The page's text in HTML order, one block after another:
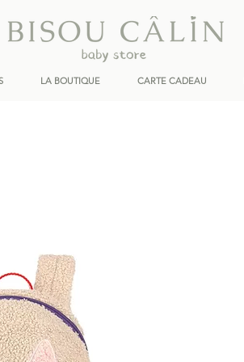
LA BOUTIQUE CARTE CADEAU